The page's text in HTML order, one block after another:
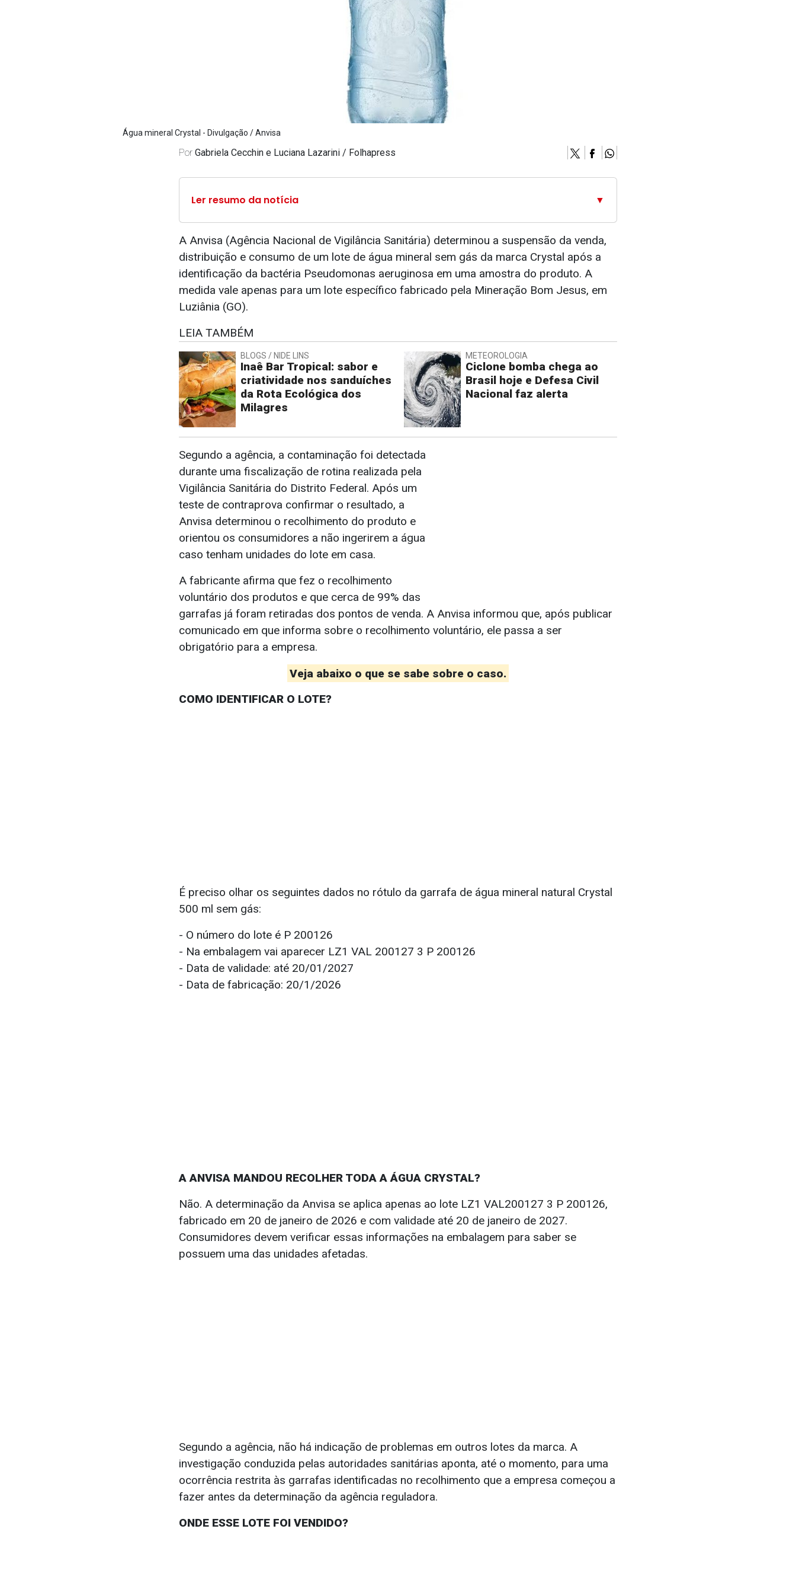
Água mineral Crystal - Divulgação / Anvisa
Por Gabriela Cecchin e Luciana Lazarini / Folhapress
Ler resumo da notícia ▼
A Anvisa (Agência Nacional de Vigilância Sanitária) determinou a suspensão da venda,
distribuição e consumo de um lote de água mineral sem gás da marca Crystal após a
identificação da bactéria Pseudomonas aeruginosa em uma amostra do produto. A
medida vale apenas para um lote específico fabricado pela Mineração Bom Jesus, em
Luziânia (GO).
LEIA TAMBÉM
BLOGS / NIDE LINS
Inaê Bar Tropical: sabor e
criatividade nos sanduíches
da Rota Ecológica dos
Milagres
METEOROLOGIA
Ciclone bomba chega ao
Brasil hoje e Defesa Civil
Nacional faz alerta
Segundo a agência, a contaminação foi detectada
durante uma fiscalização de rotina realizada pela
Vigilância Sanitária do Distrito Federal. Após um
teste de contraprova confirmar o resultado, a
Anvisa determinou o recolhimento do produto e
orientou os consumidores a não ingerirem a água
caso tenham unidades do lote em casa.
A fabricante afirma que fez o recolhimento
voluntário dos produtos e que cerca de 99% das
garrafas já foram retiradas dos pontos de venda. A Anvisa informou que, após publicar
comunicado em que informa sobre o recolhimento voluntário, ele passa a ser
obrigatório para a empresa.
Veja abaixo o que se sabe sobre o caso.
COMO IDENTIFICAR O LOTE?
É preciso olhar os seguintes dados no rótulo da garrafa de água mineral natural Crystal
500 ml sem gás:
- O número do lote é P 200126
- Na embalagem vai aparecer LZ1 VAL 200127 3 P 200126
- Data de validade: até 20/01/2027
- Data de fabricação: 20/1/2026
A ANVISA MANDOU RECOLHER TODA A ÁGUA CRYSTAL?
Não. A determinação da Anvisa se aplica apenas ao lote LZ1 VAL200127 3 P 200126,
fabricado em 20 de janeiro de 2026 e com validade até 20 de janeiro de 2027.
Consumidores devem verificar essas informações na embalagem para saber se
possuem uma das unidades afetadas.
Segundo a agência, não há indicação de problemas em outros lotes da marca. A
investigação conduzida pelas autoridades sanitárias aponta, até o momento, para uma
ocorrência restrita às garrafas identificadas no recolhimento que a empresa começou a
fazer antes da determinação da agência reguladora.
ONDE ESSE LOTE FOI VENDIDO?